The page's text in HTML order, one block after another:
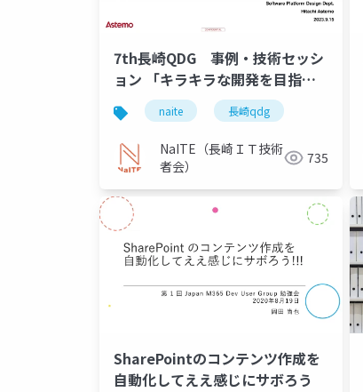
7th長崎QDG 事例・技術セッシ
ョン 「キラキラな開発を目指し
て徹底的にテストを自動化しよう
とした話」
naite 長崎qdg
NaITE（長崎ＩＴ技術
者会）
735
SharePointのコンテンツ作成を
自動化してええ感じにサボろう